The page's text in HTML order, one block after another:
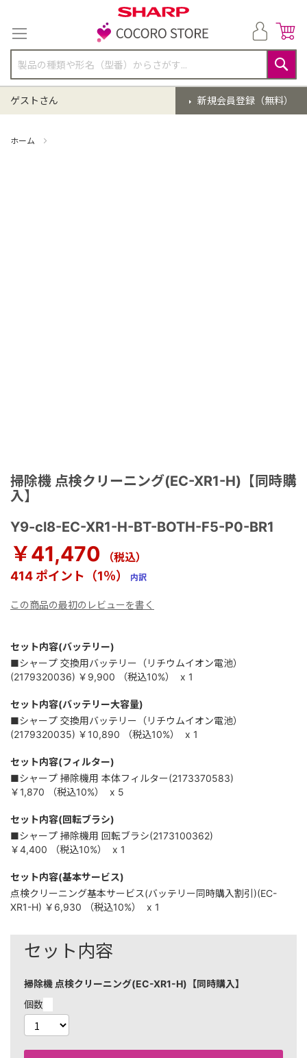
テ
ン
ツ
ス
キ
ッ
検
索
新規会員登録（無料）
ゲストさん
ホーム
掃除機 点検クリーニング(EC-XR1-H)【同時購
入】
Y9-cl8-EC-XR1-H-BT-BOTH-F5-P0-BR1
￥41,470 （税込）
414 ポイント（1％） 内訳
この商品の最初のレビューを書く
セット内容(バッテリー)
■シャープ 交換用バッテリー（リチウムイオン電池）
(2179320036) ￥9,900 （税込10%） x 1
セット内容(バッテリー大容量)
■シャープ 交換用バッテリー（リチウムイオン電池）
(2179320035) ￥10,890 （税込10%） x 1
セット内容(フィルター)
■シャープ 掃除機用 本体フィルター(2173370583)
￥1,870
（税込10%） x 5
セット内容(回転ブラシ)
■シャープ 掃除機用 回転ブラシ(2173100362)
￥4,400
（税込10%） x 1
セット内容(基本サービス)
点検クリーニング基本サービス(バッテリー同時購入割引)(EC-
XR1-H) ￥6,930 （税込10%） x 1
セット内容
掃除機 点検クリーニング(EC-XR1-H)【同時購入】
個数